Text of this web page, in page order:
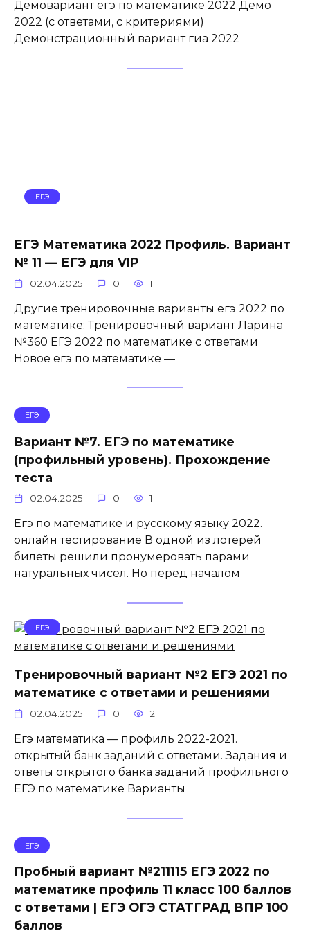
Демовариант егэ по математике 2022 Демо
2022 (с ответами, с критериями)
Демонстрационный вариант гиа 2022
ЕГЭ
ЕГЭ Математика 2022 Профиль. Вариант
№ 11 — ЕГЭ для VIP
02.04.2025 0 1
Другие тренировочные варианты егэ 2022 по
математике: Тренировочный вариант Ларина
№360 ЕГЭ 2022 по математике с ответами
Новое егэ по математике —
ЕГЭ
Вариант №7. ЕГЭ по математике
(профильный уровень). Прохождение
теста
02.04.2025 0 1
Егэ по математике и русскому языку 2022.
онлайн тестирование В одной из лотерей
билеты решили пронумеровать парами
натуральных чисел. Но перед началом
ЕГЭ
Тренировочный вариант №2 ЕГЭ 2021 по
математике с ответами и решениями
02.04.2025 0 2
Егэ математика — профиль 2022-2021.
открытый банк заданий с ответами. Задания и
ответы открытого банка заданий профильного
ЕГЭ по математике Варианты
ЕГЭ
Пробный вариант №211115 ЕГЭ 2022 по
математике профиль 11 класс 100 баллов
с ответами | ЕГЭ ОГЭ СТАТГРАД ВПР 100
баллов